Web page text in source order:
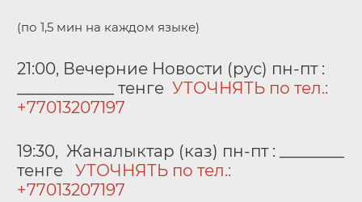
(по 1,5 мин на каждом языке)
21:00, Вечерние Новости (рус) пн-пт :
____________ тенге УТОЧНЯТЬ по тел.:
+77013207197
19:30, Жаналыктар (каз) пн-пт : ________
тенге УТОЧНЯТЬ по тел.:
+77013207197